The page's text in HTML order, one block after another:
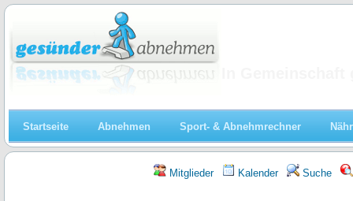
Startseite Abnehmen Sport- & Abnehmrechner
Mitglieder Kalender Suche